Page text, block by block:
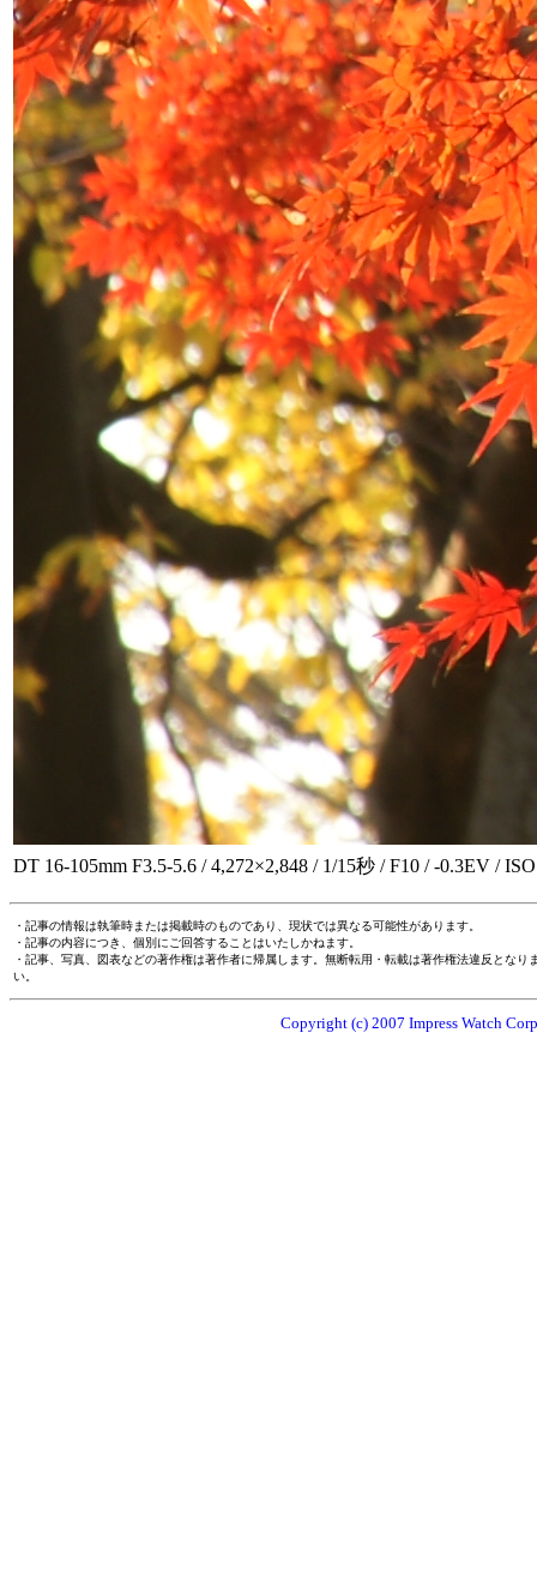
DT 16-105mm F3.5-5.6 / 4,272×2,848 / 1/15秒 / F10 / -0.3EV /
・記事の情報は執筆時または掲載時のものであり、現状では異なる可能性があります。
・記事の内容につき、個別にご回答することはいたしかねます。
・記事、写真、図表などの著作権は著作者に帰属します。無断転用・転載は著作権法違反とな
い。
Copyright (c) 2007 Impress Watch